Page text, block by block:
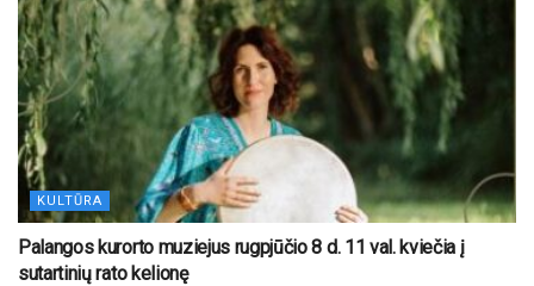
KULTŪRA
Palangos kurorto muziejus rugpjūčio 8 d. 11 val. kviečia į
sutartinių rato kelionę